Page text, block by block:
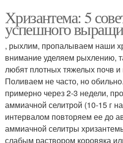
Хризантема: 5
успешного
, рыхлим, пропалываем наши
внимание уделяем рыхлению,
любят плотных тяжелых почв
Поливаем не часто, но
примерно через 2-3 недели,
аммиачной селитрой (10-15 г
интервалом повторяем ее до
аммиачной селитры
слабым раствором коровяка